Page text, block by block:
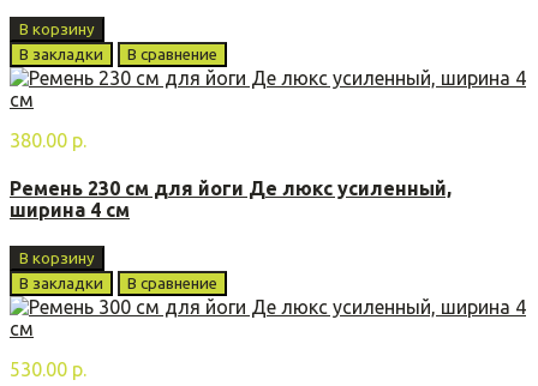
В корзину
В закладки
В сравнение
380.00 р.
Ремень 230 см для йоги Де люкс усиленный,
ширина 4 см
В корзину
В закладки
В сравнение
530.00 р.